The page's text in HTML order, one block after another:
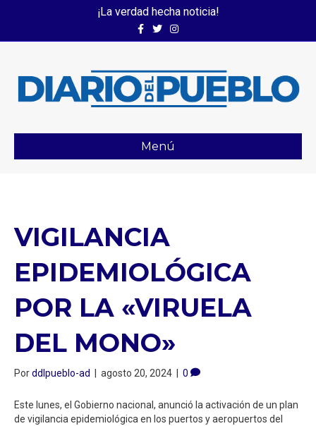
¡La verdad hecha noticia!
FacebookTwitterInstagram
Menú
VIGILANCIA
EPIDEMIOLÓGICA
POR LA «VIRUELA
DEL MONO»
Porddlpueblo-ad | agosto 20, 2024 | 0
Este lunes, el Gobierno nacional, anunció la activación de un plan
de vigilancia epidemiológica en los puertos y aeropuertos del